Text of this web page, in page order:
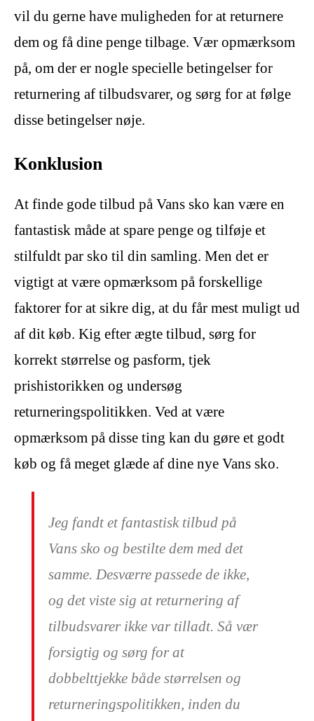
vil du gerne have muligheden for at returnere
dem og få dine penge tilbage. Vær opmærksom
på, om der er nogle specielle betingelser for
returnering af tilbudsvarer, og sørg for at følge
disse betingelser nøje.
Konklusion
At finde gode tilbud på Vans sko kan være en
fantastisk måde at spare penge og tilføje et
stilfuldt par sko til din samling. Men det er
vigtigt at være opmærksom på forskellige
faktorer for at sikre dig, at du får mest muligt ud
af dit køb. Kig efter ægte tilbud, sørg for
korrekt størrelse og pasform, tjek
prishistorikken og undersøg
returneringspolitikken. Ved at være
opmærksom på disse ting kan du gøre et godt
køb og få meget glæde af dine nye Vans sko.
Jeg fandt et fantastisk tilbud på
Vans sko og bestilte dem med det
samme. Desværre passede de ikke,
og det viste sig at returnering af
tilbudsvarer ikke var tilladt. Så vær
forsigtig og sørg for at
dobbelttjekke både størrelsen og
returneringspolitikken, inden du